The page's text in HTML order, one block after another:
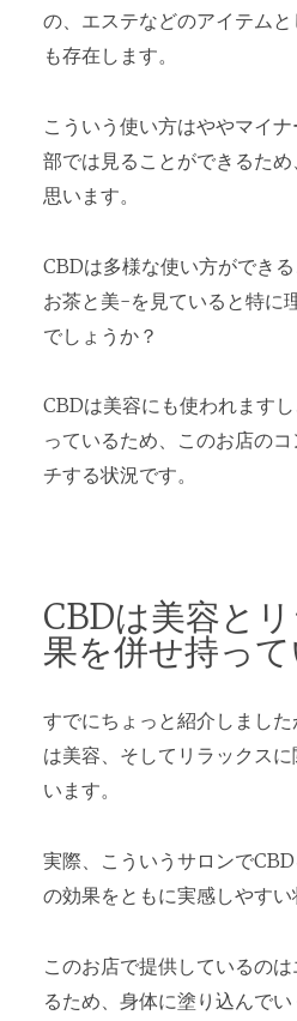
の、エステなどのアイテム
も存在します。
こういう使い方はややマイ
部では見ることができるた
思います。
CBDは多様な使い方ができ
お茶と美-を見ていると特に
でしょうか？
CBDは美容にも使われます
っているため、このお店の
チする状況です。
CBDは美容と
果を併せ持って
すでにちょっと紹介しまし
は美容、そしてリラックス
います。
実際、こういうサロンで
の効果をともに実感しやすい
このお店で提供しているの
るため、身体に塗り込んで